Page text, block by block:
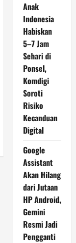
Anak
Indonesia
Habiskan
5–7 Jam
Sehari di
Ponsel,
Komdigi
Soroti
Risiko
Kecanduan
Digital
Google
Assistant
Akan Hilang
dari Jutaan
HP Android,
Gemini
Resmi Jadi
Pengganti